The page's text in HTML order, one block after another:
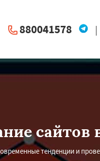
880041578 |
сайтов
тенденции и